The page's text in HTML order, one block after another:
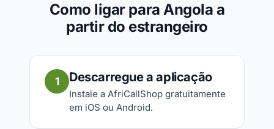
Como ligar para Angola a
partir do estrangeiro
1 Descarregue a aplicação
Instale a AfriCallShop gratuitamente
em iOS ou Android.